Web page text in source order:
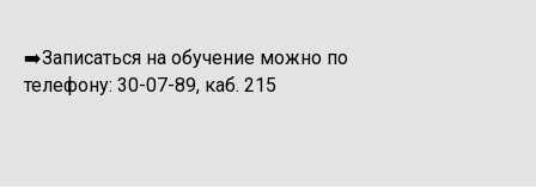
➡️Записаться на обучение можно по
телефону: 30-07-89, каб. 215